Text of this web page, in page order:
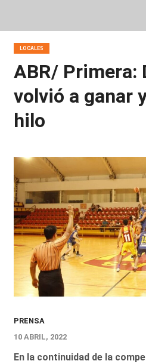
LOCALES
ABR/ Primera:
volvió a ganar
hilo
PRENSA
10 ABRIL, 2022
En la continuidad de la